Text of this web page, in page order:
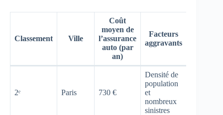
Classement Ville
Coût
moyen de
l’assurance
auto (par
an)
Facteurs
aggravants
2ᵉ Paris 730 €
Densité de
population
et
nombreux
sinistres